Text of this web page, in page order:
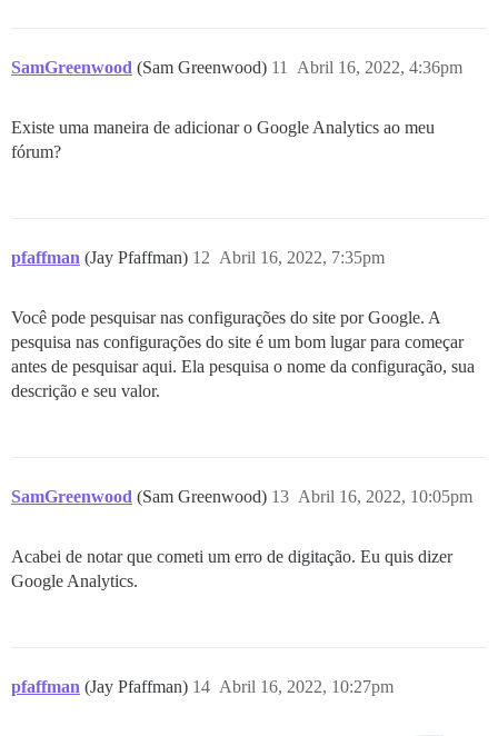
SamGreenwood (Sam Greenwood) Abril 16, 2022, 4:36pm
11
Existe uma maneira de adicionar o Google Analytics ao meu
fórum?
pfaffman (Jay Pfaffman) Abril 16, 2022, 7:35pm
12
Você pode pesquisar nas configurações do site por Google. A
pesquisa nas configurações do site é um bom lugar para começar
antes de pesquisar aqui. Ela pesquisa o nome da configuração, sua
descrição e seu valor.
SamGreenwood (Sam Greenwood) Abril 16, 2022, 10:05pm
13
Acabei de notar que cometi um erro de digitação. Eu quis dizer
Google Analytics.
pfaffman (Jay Pfaffman) Abril 16, 2022, 10:27pm
14